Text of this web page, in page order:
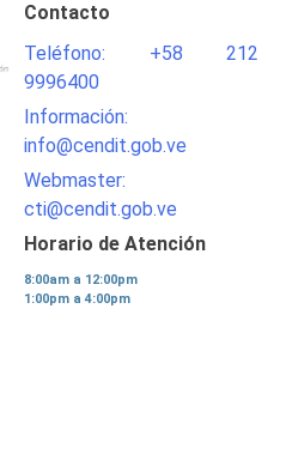
Contacto
Teléfono: +58 212
9996400
Información:
info@cendit.gob.ve
Webmaster:
cti@cendit.gob.ve
Horario de Atención
8:00am a 12:00pm
1:00pm a 4:00pm